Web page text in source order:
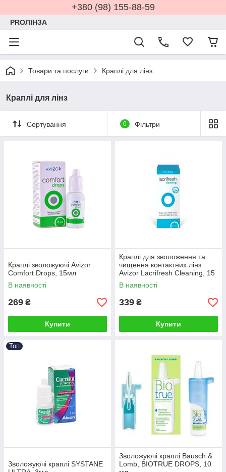
+380 (98) 155-88-59
PROЛІНЗА
Товари та послуги Краплі для лінз
Краплі для лінз
Сортування 0 Фільтри
Краплі зволожуючі Avizor
Comfort Drops, 15мл
В наявності
269 ₴
Купити
Краплі для зволоження та
чищення контактних лінз
Avizor Lacrifresh Cleaning, 15
мл.
В наявності
339 ₴
Купити
Топ
Зволожуючі краплі SYSTANE
Зволожуючі краплі Bausch &
Lomb, BIOTRUE DROPS, 10